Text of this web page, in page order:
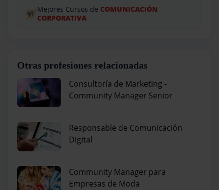
Mejores Cursos de COMUNICACIÓN
CORPORATIVA
Otras profesiones relacionadas
Consultoría de Marketing -
Community Manager Senior
Responsable de Comunicación
Digital
Community Manager para
Empresas de Moda